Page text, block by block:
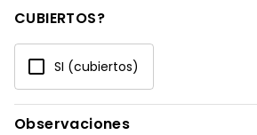
CUBIERTOS?
SI (cubiertos)
Observaciones